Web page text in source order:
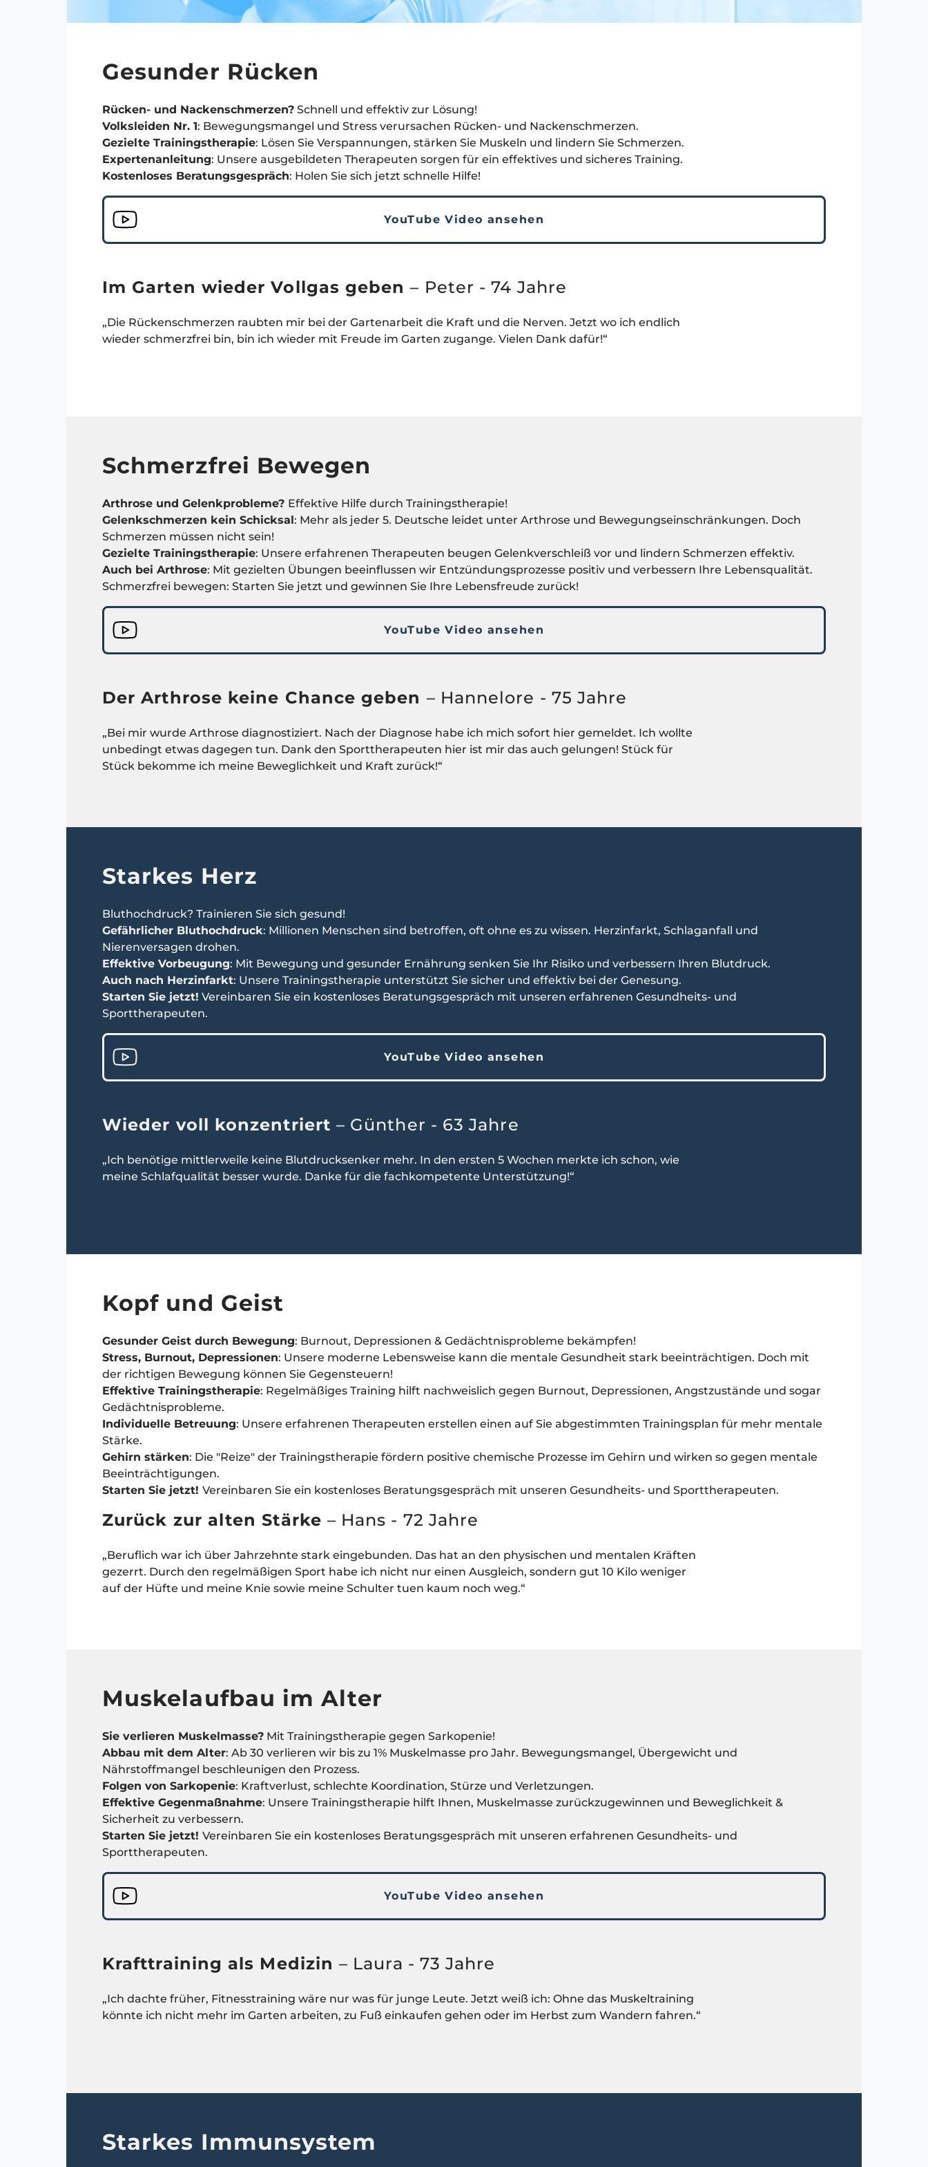
Gesunder Rücken
Rücken- und Nackenschmerzen? Schnell und effektiv zur Lösung!
Volksleiden Nr. 1: Bewegungsmangel und Stress verursachen Rücken- und Nackenschmerzen.
Gezielte Trainingstherapie: Lösen Sie Verspannungen, stärken Sie Muskeln und lindern Sie Schmerzen.
Expertenanleitung: Unsere ausgebildeten Therapeuten sorgen für ein effektives und sicheres Training.
Kostenloses Beratungsgespräch: Holen Sie sich jetzt schnelle Hilfe!
YouTube Video ansehen
Im Garten wieder Vollgas geben– Peter - 74 Jahre
„Die Rückenschmerzen raubten mir bei der Gartenarbeit die Kraft und die Nerven. Jetzt wo ich endlich
wieder schmerzfrei bin, bin ich wieder mit Freude im Garten zugange. Vielen Dank dafür!“
Schmerzfrei Bewegen
Arthrose und Gelenkprobleme? Effektive Hilfe durch Trainingstherapie!
Gelenkschmerzen kein Schicksal: Mehr als jeder 5. Deutsche leidet unter Arthrose und Bewegungseinschränkungen. Doch
Schmerzen müssen nicht sein!
Gezielte Trainingstherapie: Unsere erfahrenen Therapeuten beugen Gelenkverschleiß vor und lindern Schmerzen effektiv.
Auch bei Arthrose: Mit gezielten Übungen beeinflussen wir Entzündungsprozesse positiv und verbessern Ihre Lebensqualität.
Schmerzfrei bewegen: Starten Sie jetzt und gewinnen Sie Ihre Lebensfreude zurück!
YouTube Video ansehen
Der Arthrose keine Chance geben – Hannelore - 75 Jahre
„Bei mir wurde Arthrose diagnostiziert. Nach der Diagnose habe ich mich sofort hier gemeldet. Ich wollte
unbedingt etwas dagegen tun. Dank den Sporttherapeuten hier ist mir das auch gelungen! Stück für
Stück bekomme ich meine Beweglichkeit und Kraft zurück!“
Starkes Herz
Bluthochdruck? Trainieren Sie sich gesund!
Gefährlicher Bluthochdruck: Millionen Menschen sind betroffen, oft ohne es zu wissen. Herzinfarkt, Schlaganfall und
Nierenversagen drohen.
Effektive Vorbeugung: Mit Bewegung und gesunder Ernährung senken Sie Ihr Risiko und verbessern Ihren Blutdruck.
Auch nach Herzinfarkt: Unsere Trainingstherapie unterstützt Sie sicher und effektiv bei der Genesung.
Starten Sie jetzt! Vereinbaren Sie ein kostenloses Beratungsgespräch mit unseren erfahrenen Gesundheits- und
Sporttherapeuten.
YouTube Video ansehen
Wieder voll konzentriert – Günther - 63 Jahre
„Ich benötige mittlerweile keine Blutdrucksenker mehr. In den ersten 5 Wochen merkte ich schon, wie
meine Schlafqualität besser wurde. Danke für die fachkompetente Unterstützung!“
Kopf und Geist
Gesunder Geist durch Bewegung: Burnout, Depressionen & Gedächtnisprobleme bekämpfen!
Stress, Burnout, Depressionen: Unsere moderne Lebensweise kann die mentale Gesundheit stark beeinträchtigen. Doch mit
der richtigen Bewegung können Sie Gegensteuern!
Effektive Trainingstherapie: Regelmäßiges Training hilft nachweislich gegen Burnout, Depressionen, Angstzustände und sogar
Gedächtnisprobleme.
Individuelle Betreuung: Unsere erfahrenen Therapeuten erstellen einen auf Sie abgestimmten Trainingsplan für mehr mentale
Stärke.
Gehirn stärken: Die "Reize" der Trainingstherapie fördern positive chemische Prozesse im Gehirn und wirken so gegen mentale
Beeinträchtigungen.
Starten Sie jetzt! Vereinbaren Sie ein kostenloses Beratungsgespräch mit unseren Gesundheits- und Sporttherapeuten.
Zurück zur alten Stärke – Hans - 72 Jahre
„Beruflich war ich über Jahrzehnte stark eingebunden. Das hat an den physischen und mentalen Kräften
gezerrt. Durch den regelmäßigen Sport habe ich nicht nur einen Ausgleich, sondern gut 10 Kilo weniger
auf der Hüfte und meine Knie sowie meine Schulter tuen kaum noch weg.“
Muskelaufbau im Alter
Sie verlieren Muskelmasse? Mit Trainingstherapie gegen Sarkopenie!
Abbau mit dem Alter: Ab 30 verlieren wir bis zu 1% Muskelmasse pro Jahr. Bewegungsmangel, Übergewicht und
Nährstoffmangel beschleunigen den Prozess.
Folgen von Sarkopenie: Kraftverlust, schlechte Koordination, Stürze und Verletzungen.
Effektive Gegenmaßnahme: Unsere Trainingstherapie hilft Ihnen, Muskelmasse zurückzugewinnen und Beweglichkeit &
Sicherheit zu verbessern.
Starten Sie jetzt! Vereinbaren Sie ein kostenloses Beratungsgespräch mit unseren erfahrenen Gesundheits- und
Sporttherapeuten.
YouTube Video ansehen
Krafttraining als Medizin– Laura - 73 Jahre
„Ich dachte früher, Fitnesstraining wäre nur was für junge Leute. Jetzt weiß ich: Ohne das Muskeltraining
könnte ich nicht mehr im Garten arbeiten, zu Fuß einkaufen gehen oder im Herbst zum Wandern fahren.“
Starkes Immunsystem